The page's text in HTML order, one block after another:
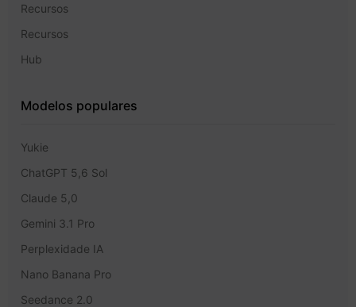
Recursos
Recursos
Hub
Modelos populares
Yukie
ChatGPT 5,6 Sol
Claude 5,0
Gemini 3.1 Pro
Perplexidade IA
Nano Banana Pro
Seedance 2.0